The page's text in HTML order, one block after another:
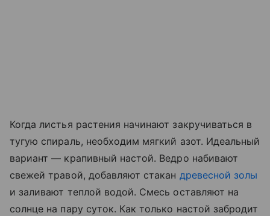
Когда листья растения начинают закручиваться в
тугую спираль, необходим мягкий азот. Идеальный
вариант — крапивный настой. Ведро набивают
свежей травой, добавляют стакан древесной золы
и заливают теплой водой. Смесь оставляют на
солнце на пару суток. Как только настой забродит